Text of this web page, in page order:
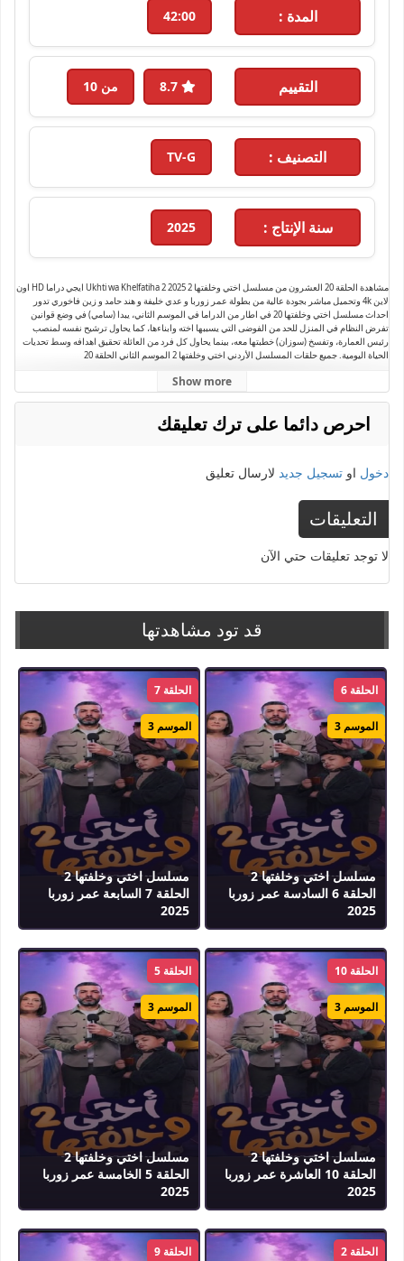
المدة : 42:00
التقييم 8.7 من 10
التصنيف : TV-G
سنة الإنتاج : 2025
مشاهدة الحلقة 20 العشرون من مسلسل اختي وخلفتها 2 Ukhti wa Khelfatiha 2 2025 ايجي دراما HD اون
لاين 4k وتحميل مباشر بجودة عالية من بطولة عمر زوربا و عدي خليفة و هند حامد و زين فاخوري تدور
احداث مسلسل اختي وخلفتها 20 في اطار من الدراما في الموسم الثاني، يبدا (سامي) في وضع قوانين
تفرض النظام في المنزل للحد من الفوضى التي يسببها اخته وابناءها، كما يحاول ترشيح نفسه لمنصب
رئيس العمارة، وتفسخ (سوزان) خطبتها معه، بينما يحاول كل فرد من العائلة تحقيق اهدافه وسط تحديات
الحياة اليومية. جميع حلقات المسلسل الأردني اختي وخلفتها 2 الموسم الثاني الحلقة 20
Show more
احرص دائما على ترك تعليقك
دخول او تسجيل جديد لارسال تعليق
التعليقات
لا توجد تعليقات حتي الآن
قد تود مشاهدتها
مسلسل اختي وخلفتها 2
الحلقة 6 السادسة عمر زوربا
2025
الحلقة 6
الموسم 3
مسلسل اختي وخلفتها 2
الحلقة 7 السابعة عمر زوربا
2025
الحلقة 7
الموسم 3
مسلسل اختي وخلفتها 2
الحلقة 10 العاشرة عمر زوربا
2025
الحلقة 10
الموسم 3
مسلسل اختي وخلفتها 2
الحلقة 5 الخامسة عمر زوربا
2025
الحلقة 5
الموسم 3
الحلقة 2 الحلقة 9